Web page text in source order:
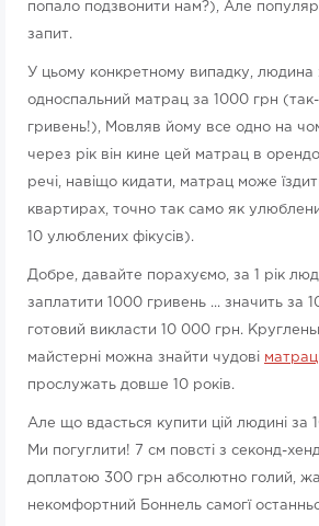
попало подзвонити нам?), Але
запит.
У цьому конкретному випадку, людина
односпальний матрац за 1000 грн
гривень!), Мовляв йому все одно на
через рік він кине цей матрац в
речі, навіщо кидати, матрац може
квартирах, точно так само як
10 улюблених фікусів).
Добре, давайте порахуємо, за 1 рік
заплатити 1000 гривень ... значить за
готовий викласти 10 000 грн.
майстерні можна знайти чудові
прослужать довше 10 років.
Але що вдасться купити цій людині за
Ми погуглити! 7 см повсті з секонд-
доплатою 300 грн абсолютно голий,
некомфортний Боннель самогї